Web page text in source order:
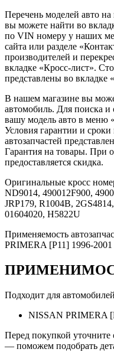
Перечень моделей авто на
вы можете найти во
по VIN номеру у наших
сайта или разделе
производителей и
вкладке «Кросс-лист».
представлены во вкладке
В нашем магазине вы
автомобиль. Для поиска
вашу модель авто в меню
Условия гарантии и сроки
автозапчастей
Гарантия на товары. При
предоставляется скидка.
Оригинальные кросс
ND9014, 490012F900,
JRP179, R1004B,
01604020, H5822U
Применяемость
PRIMERA [P11] 1996-2001
Подходит для
NISSAN PRIMERA
Перед покупкой
— поможем подобрать